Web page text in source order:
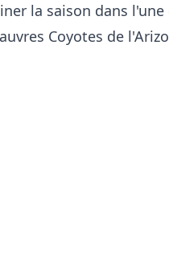
la saison dans
Coyotes de